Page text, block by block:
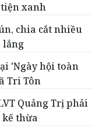
xanh
chia cắt nhiều
lắng
'Ngày hội toàn
Tri Tôn
Quảng Trị phải
kế thừa